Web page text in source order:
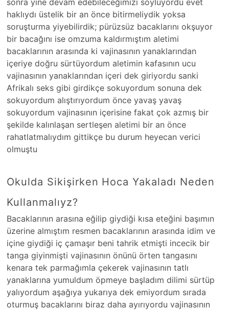
haklıydı üstelik bir an önce bitirmeliydik yoksa
soruşturma yiyebilirdik; pürüzsüz bacaklarını okşuyor
bir bacağını ise omzuma kaldırmıştım aletimi
bacaklarının arasında ki vajinasının yanaklarından
içeriye doğru sürtüyordum aletimin kafasının ucu
vajinasının yanaklarından içeri dek giriyordu sanki
Afrikalı seks gibi girdikçe sokuyordum sonuna dek
sokuyordum alıştırıyordum önce yavaş yavaş
sokuyordum vajinasının içerisine fakat çok azmış bir
şekilde kalınlaşan sertleşen aletimi bir an önce
rahatlatmalıydım gittikçe bu durum heyecan verici
olmuştu
Okulda Sikişirken Hoca Yakaladı Neden
Kullanmalıyz?
Bacaklarının arasına eğilip giydiği kısa eteğini başımın
üzerine almıştım resmen bacaklarının arasında idim ve
içine giydiği iç çamaşır beni tahrik etmişti incecik bir
tanga giyinmişti vajinasının önünü örten tangasını
kenara tek parmağımla çekerek vajinasının tatlı
yanaklarına yumuldum öpmeye başladım dilimi sürtüp
yalıyordum aşağıya yukarıya dek emiyordum sırada
oturmuş bacaklarını biraz daha ayırıyordu vajinasının